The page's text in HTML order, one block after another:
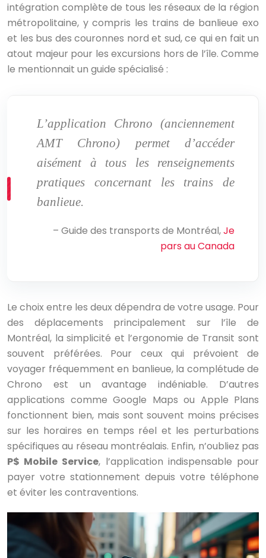
intégration complète de tous les réseaux de la région
métropolitaine, y compris les trains de banlieue exo
et les bus des couronnes nord et sud, ce qui en fait un
atout majeur pour les excursions hors de l’île. Comme
le mentionnait un guide spécialisé :
L’application Chrono (anciennement
AMT Chrono) permet d’accéder
aisément à tous les renseignements
pratiques concernant les trains de
banlieue.
– Guide des transports de Montréal,Je
pars au Canada
Le choix entre les deux dépendra de votre usage. Pour
des déplacements principalement sur l’île de
Montréal, la simplicité et l’ergonomie de Transit sont
souvent préférées. Pour ceux qui prévoient de
voyager fréquemment en banlieue, la complétude de
Chrono est un avantage indéniable. D’autres
applications comme Google Maps ou Apple Plans
fonctionnent bien, mais sont souvent moins précises
sur les horaires en temps réel et les perturbations
spécifiques au réseau montréalais. Enfin, n’oubliez pas
P$ Mobile Service, l’application indispensable pour
payer votre stationnement depuis votre téléphone
et éviter les contraventions.